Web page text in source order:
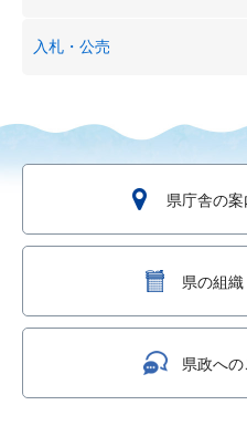
入札・公売
県庁舎の
県の組
県政へ